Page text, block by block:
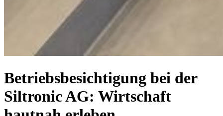
Betriebsbesichtigung bei der
Siltronic AG: Wirtschaft